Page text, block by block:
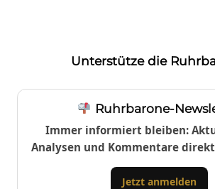
Unterstütze die
Ruhrbarone-
Immer informiert bleiben:
Analysen und Kommentare
Jetzt anmelden